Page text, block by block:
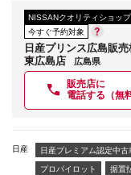
NISSANクオリティショップ
今すぐ予約対象
日産プリンス広島販
東広島店
広島県
販売店に
電話する（無
日産 日産プレミアム認定中古
プロパイロット 据置